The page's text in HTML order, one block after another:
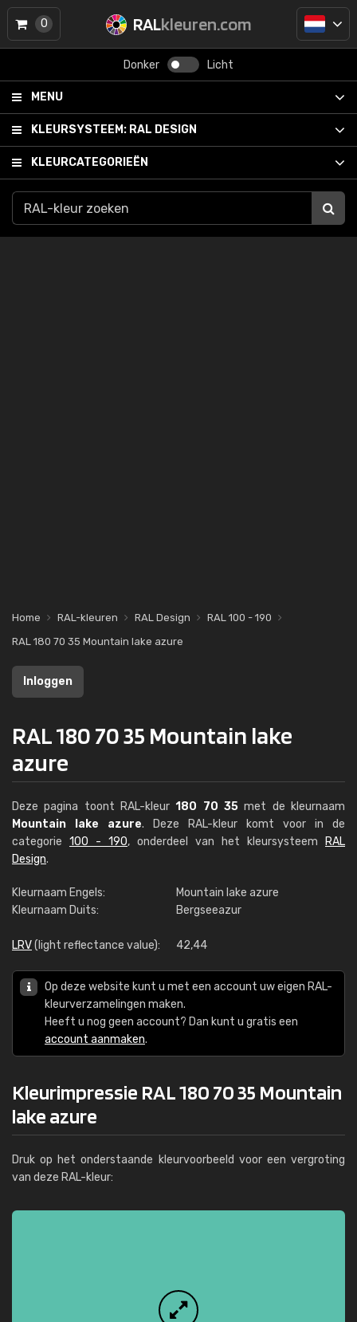
RALkleuren.com
Donker Licht
MENU
KLEURSYSTEEM: RAL DESIGN
KLEURCATEGORIEËN
0
Home RAL-kleuren RAL Design
RAL 100 - 190
RAL 180 70 35 Mountain lake azure
Inloggen
RAL 180 70 35 Mountain lake
azure
Deze pagina toont RAL-kleur180 70 35 met de kleurnaam
Mountain lake azure. Deze RAL-kleur komt voor in de
categorie 100 - 190, onderdeel van het kleursysteem
RAL
Design.
Kleurnaam Engels:
Mountain lake azure
Kleurnaam Duits:
Bergseeazur
LRV(light reflectance value): 42,44
Op deze website kunt u met een account uw eigen RAL-
kleurverzamelingen maken.
Heeft u nog geen account? Dan kunt u gratis een
account aanmaken.
Kleurimpressie RAL 180 70 35 Mountain
lake azure
Druk op het onderstaande kleurvoorbeeld voor een vergroting
van deze RAL-kleur: